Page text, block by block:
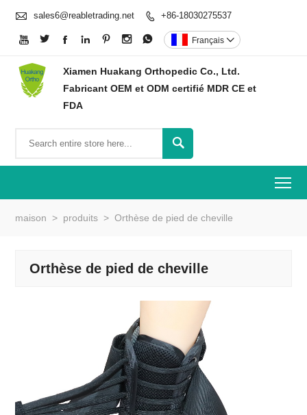
 sales6@reabletrading.net  +86-18030275537
       Français 
Xiamen Huakang Orthopedic Co., Ltd.
Fabricant OEM et ODM certifié MDR CE et
FDA

maison > produits > Orthèse de pied de cheville
Orthèse de pied de cheville